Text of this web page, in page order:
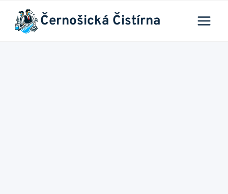
Přeskočit
obsah
Černošická Čistírna